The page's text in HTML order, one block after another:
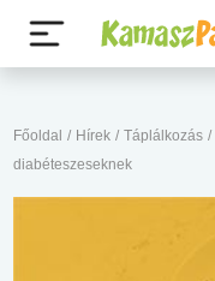
Főoldal / Hírek / Táplálkozás /
diabéteszeseknek